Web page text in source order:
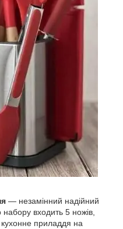
— незамінний надійний
набору входить 5 ножів,
приладдя на